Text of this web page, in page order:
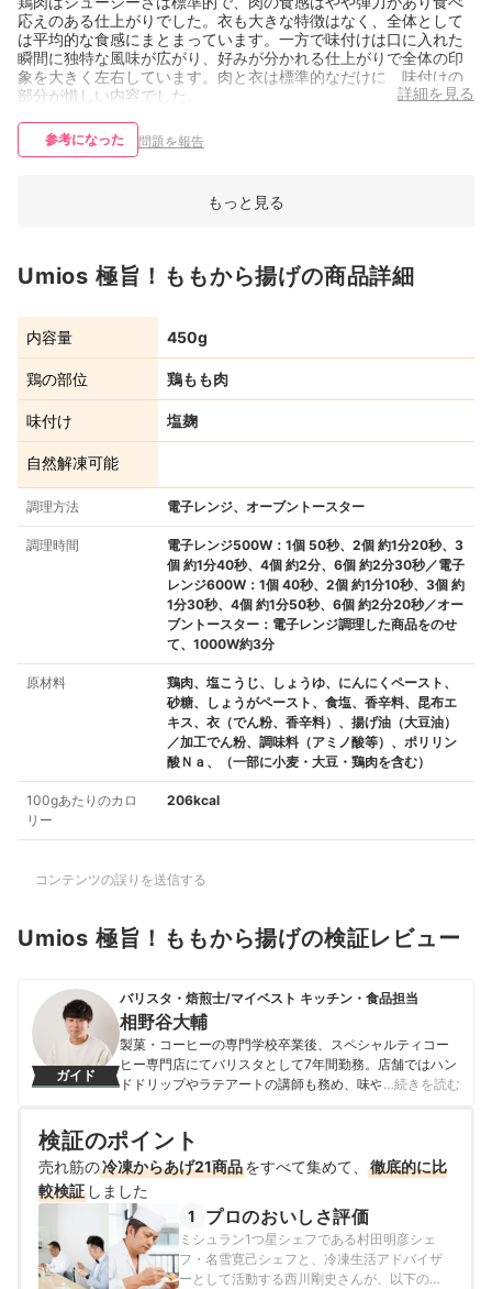
応えのある仕上がりでした。衣も大きな特徴はなく、全体として
は平均的な食感にまとまっています。一方で味付けは口に入れた
瞬間に独特な風味が広がり、好みが分かれる仕上がりで全体の印
象を大きく左右しています。肉と衣は標準的なだけに、味付けの
部分が惜しい内容でした。
詳細を見る
参考になった 問題を報告
もっと見る
Umios 極旨！ももから揚げの商品詳細
内容量 450g
鶏の部位 鶏もも肉
味付け 塩麹
自然解凍可能
調理方法 電子レンジ、オーブントースター
調理時間
電子レンジ500W：1個 50秒、2個 約1分20秒、3
個 約1分40秒、4個 約2分、6個 約2分30秒／電子
レンジ600W：1個 40秒、2個 約1分10秒、3個 約
1分30秒、4個 約1分50秒、6個 約2分20秒／オー
ブントースター：電子レンジ調理した商品をのせ
て、1000W約3分
原材料
鶏肉、塩こうじ、しょうゆ、にんにくペースト、
砂糖、しょうがペースト、食塩、香辛料、昆布エ
キス、衣（でん粉、香辛料）、揚げ油（大豆油）
／加工でん粉、調味料（アミノ酸等）、ポリリン
酸Ｎａ、（一部に小麦・大豆・鶏肉を含む）
100gあたりのカロ
リー
206kcal
コンテンツの誤りを送信する
Umios 極旨！ももから揚げの検証レビュー
ガイド
バリスタ・焙煎士/マイベスト キッチン・食品担当
相野谷大輔
製菓・コーヒーの専門学校卒業後、スペシャルティコー
ヒー専門店にてバリスタとして7年間勤務。店舗ではハン
ドドリップやラテアートの講師も務め、味や香りへの繊
調理器具やキッチン雑貨、食品・ドリンク、ギフトアイ
テムなど、食まわり全般の商材の比較検証を担当。「ユ
ーザーの立場に立って考える」をモットーに、日々の業
務に取り組んでいる。また、焙煎士・バリスタとして現
在も現場に立ち、実体験に基づいたリアルなレビューを
届けている。
相野谷大輔のプロフィール
…続きを読む
検証のポイント
売れ筋の冷凍からあげ21商品をすべて集めて、
徹底的に比
較検証 しました
1
プロのおいしさ評価
ミシュラン1つ星シェフである村田明彦シェ
フ・名雪寛己シェフと、冷凍生活アドバイザ
ーとして活動する西川剛史さんが、以下の方